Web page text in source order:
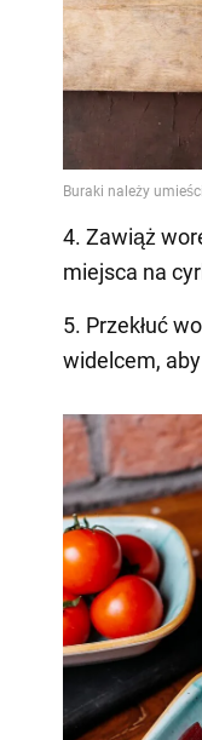
4. Zawiąż
miejsca na
5. Przekłuć
widelcem,